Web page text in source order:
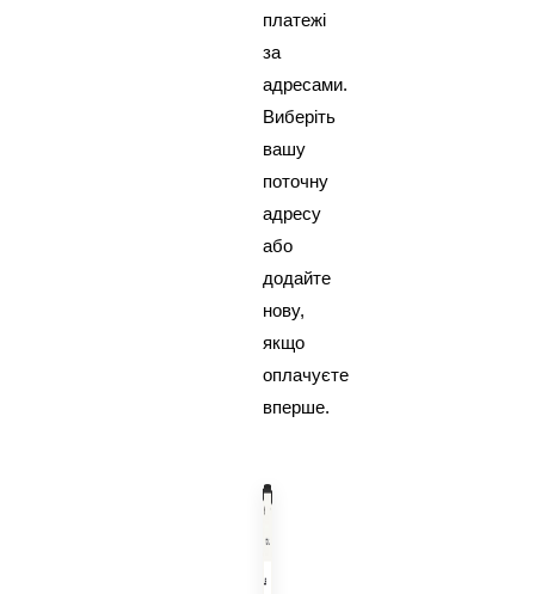
платежі
за
адресами.
Виберіть
вашу
поточну
адресу
або
додайте
нову,
якщо
оплачуєте
вперше.